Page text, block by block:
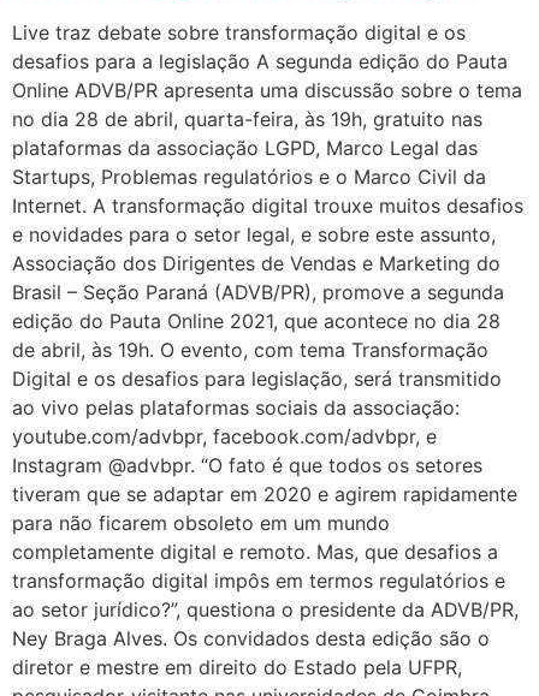
Live traz debate sobre transformação digital e os
desafios para a legislação A segunda edição do Pauta
Online ADVB/PR apresenta uma discussão sobre o tema
no dia 28 de abril, quarta-feira, às 19h, gratuito nas
plataformas da associação LGPD, Marco Legal das
Startups, Problemas regulatórios e o Marco Civil da
Internet. A transformação digital trouxe muitos desafios
e novidades para o setor legal, e sobre este assunto,
Associação dos Dirigentes de Vendas e Marketing do
Brasil – Seção Paraná (ADVB/PR), promove a segunda
edição do Pauta Online 2021, que acontece no dia 28
de abril, às 19h. O evento, com tema Transformação
Digital e os desafios para legislação, será transmitido
ao vivo pelas plataformas sociais da associação:
youtube.com/advbpr, facebook.com/advbpr, e
Instagram @advbpr. “O fato é que todos os setores
tiveram que se adaptar em 2020 e agirem rapidamente
para não ficarem obsoleto em um mundo
completamente digital e remoto. Mas, que desafios a
transformação digital impôs em termos regulatórios e
ao setor jurídico?”, questiona o presidente da ADVB/PR,
Ney Braga Alves. Os convidados desta edição são o
diretor e mestre em direito do Estado pela UFPR,